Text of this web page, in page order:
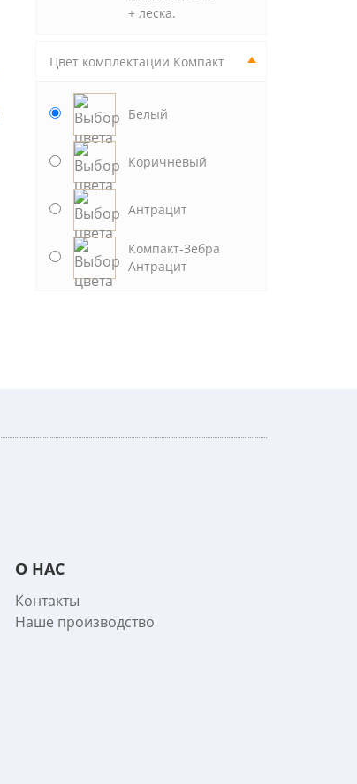
+ леска.
Цвет комплектации Компакт
Белый
Коричневый
Антрацит
Компакт-Зебра
Антрацит
Рулонные шторы
КОМПАКТ СКРИН
СИЛЬВЕР 2371, НГ
5% бежевый
Рулонные шторы
О НАС
Контакты
Наше производство